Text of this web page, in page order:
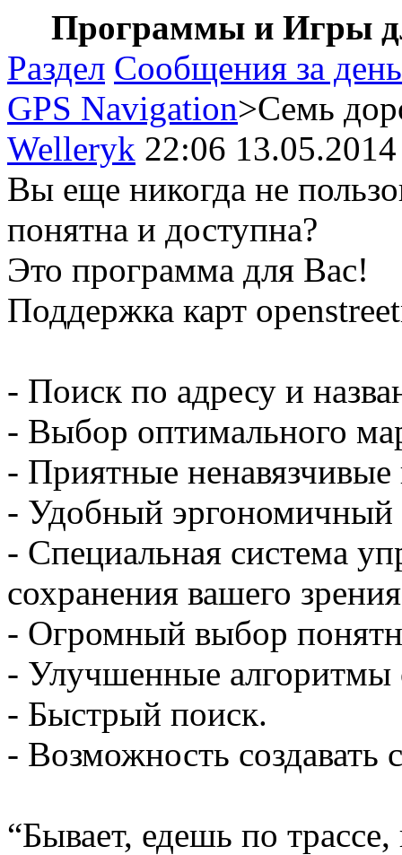
Программы и Игры
Раздел Сообщения за день
GPS Navigation>Семь
Welleryk 22:06 13.05.2014
Вы еще никогда не
понятна и доступна?
Это программа для Вас!
Поддержка карт
- Поиск по адресу и
- Выбор оптимального
- Приятные ненавязчивые
- Удобный
- Специальная система
сохранения вашего
- Огромный выбор
- Улучшенные алгоритмы
- Быстрый поиск.
- Возможность создавать
“Бывает, едешь по